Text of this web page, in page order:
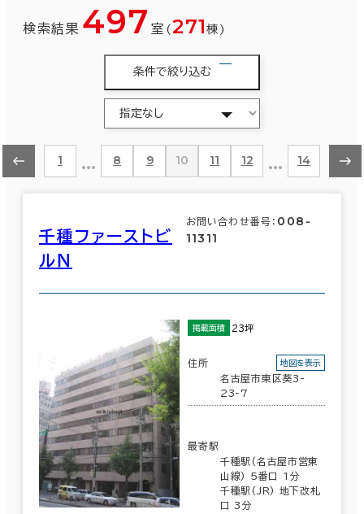
検索結果 497 室 ( 271棟)
条件で絞り込む
1 … 8 9 10 11 12 … 14
千種ファーストビ
ルＮ
お問い合わせ番号： 008-
11311
掲載面積 23坪
住所
名古屋市東区葵3-
23-7
地図を表示
最寄駅
千種駅(名古屋市営東
山線) 5番口 1分
千種駅(JR) 地下改札
口 3分